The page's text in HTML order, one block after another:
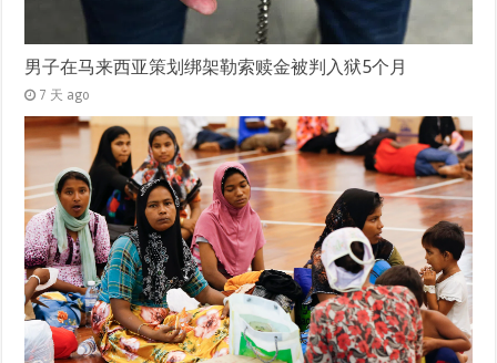
男子在马来西亚策划绑架勒索赎金被判入狱5个月
7 天 ago